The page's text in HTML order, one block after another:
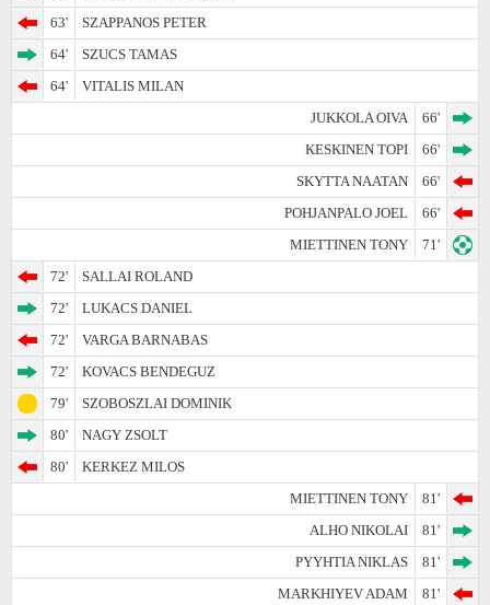
63'
SZAPPANOS PETER
64'
SZUCS TAMAS
64'
VITALIS MILAN
JUKKOLA OIVA
66'
KESKINEN TOPI
66'
SKYTTA NAATAN
66'
POHJANPALO JOEL
66'
MIETTINEN TONY
71'
72'
SALLAI ROLAND
72'
LUKACS DANIEL
72'
VARGA BARNABAS
72'
KOVACS BENDEGUZ
79'
SZOBOSZLAI DOMINIK
80'
NAGY ZSOLT
80'
KERKEZ MILOS
MIETTINEN TONY
81'
ALHO NIKOLAI
81'
PYYHTIA NIKLAS
81'
MARKHIYEV ADAM
81'